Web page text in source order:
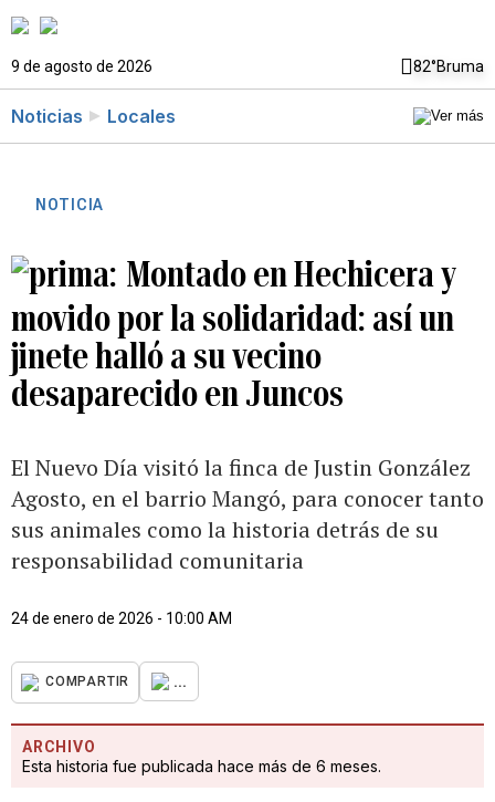
9 de agosto de 2026 82°Bruma
Noticias Locales
NOTICIA
Montado en Hechicera y
movido por la solidaridad: así un
jinete halló a su vecino
desaparecido en Juncos
El Nuevo Día visitó la finca de Justin González
Agosto, en el barrio Mangó, para conocer tanto
sus animales como la historia detrás de su
responsabilidad comunitaria
24 de enero de 2026 - 10:00 AM
COMPARTIR ...
ARCHIVO
Esta historia fue publicada hace más de 6 meses.